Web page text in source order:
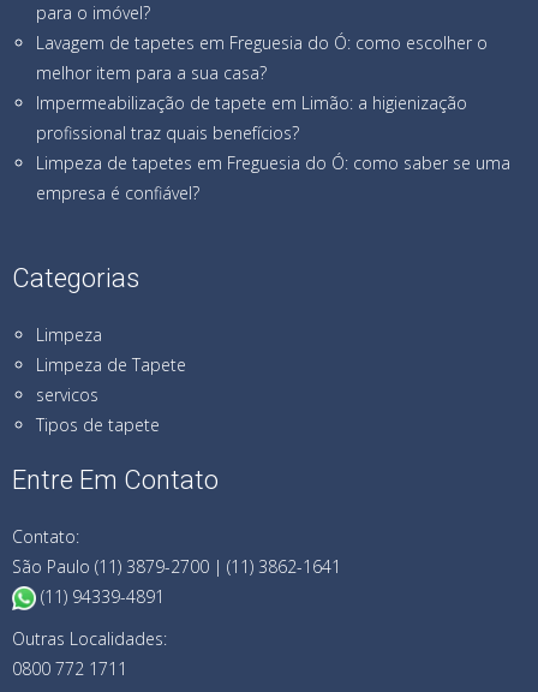
para o imóvel?
Lavagem de tapetes em Freguesia do Ó: como escolher o
melhor item para a sua casa?
Impermeabilização de tapete em Limão: a higienização
profissional traz quais benefícios?
Limpeza de tapetes em Freguesia do Ó: como saber se uma
empresa é confiável?
Categorias
Limpeza
Limpeza de Tapete
servicos
Tipos de tapete
Entre Em Contato
Contato:
São Paulo (11) 3879-2700 | (11) 3862-1641
(11) 94339-4891
Outras Localidades:
0800 772 1711